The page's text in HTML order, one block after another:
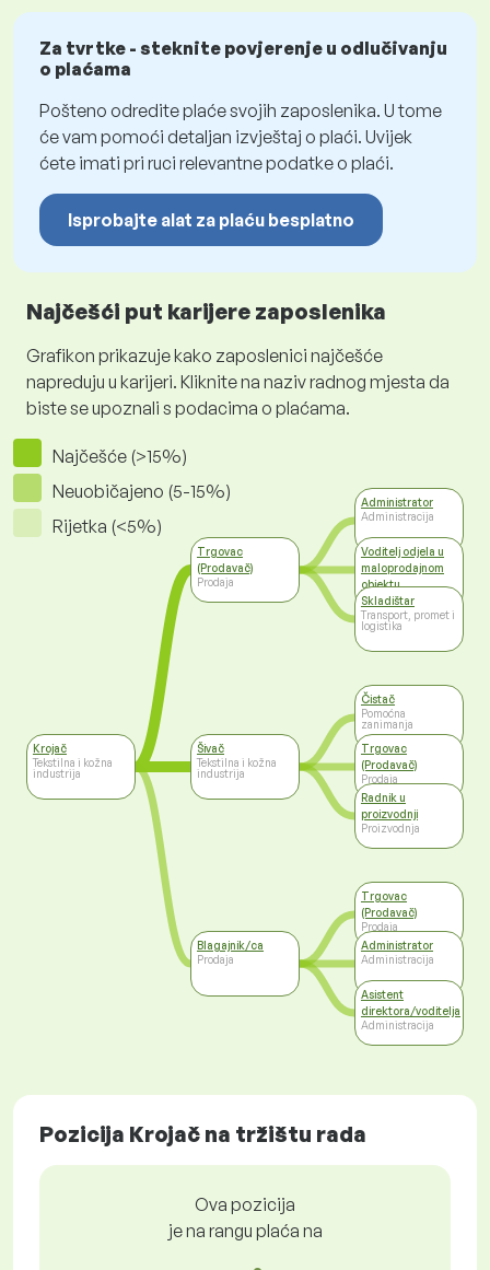
Za tvrtke - steknite povjerenje u odlučivanju
o plaćama
Pošteno odredite plaće svojih zaposlenika. U tome
će vam pomoći detaljan izvještaj o plaći. Uvijek
ćete imati pri ruci relevantne podatke o plaći.
Isprobajte alat za plaću besplatno
Najčešći put karijere zaposlenika
Grafikon prikazuje kako zaposlenici najčešće
napreduju u karijeri. Kliknite na naziv radnog mjesta da
biste se upoznali s podacima o plaćama.
Najčešće (>15%)
Neuobičajeno (5-15%)
Rijetka (<5%)
Krojač
Tekstilna i kožna
industrija
Trgovac
(Prodavač)
Prodaja
Šivač
Tekstilna i kožna
industrija
Blagajnik/ca
Prodaja
Administrator
Administracija
Voditelj odjela u
maloprodajnom
objektu
Prodaja
Skladištar
Transport, promet i
logistika
Čistač
Pomoćna
zanimanja
Trgovac
(Prodavač)
Prodaja
Radnik u
proizvodnji
Proizvodnja
Trgovac
(Prodavač)
Prodaja
Administrator
Administracija
Asistent
direktora/voditelja
Administracija
Pozicija Krojač na tržištu rada
Ova pozicija
je na rangu plaća na